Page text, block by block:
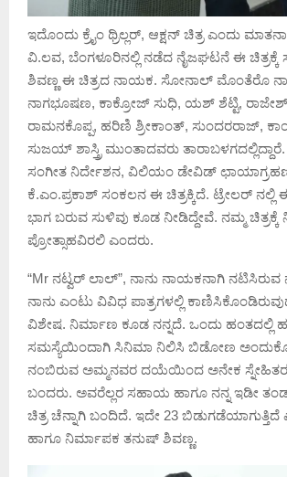
ಇದೊಂದು ಕ್ರೈಂ ಥ್ರಿಲ್ಲರ್, ಆಕ್ಷನ್ ಚಿತ್ರ ಎಂದು
ವಿ.ಲವ, ಬೆಂಗಳೂರಿನಲ್ಲಿ ನಡೆದ ನೈಜಘಟನೆ ಈ ಚಿತ್ರಕ್ಕೆ
ಶಿವಣ್ಣ ಈ ಚಿತ್ರದ ನಾಯಕ. ಸೋನಾಲ್ ಮೊಂತೆರೊ
ನಾಗಭೂಷಣ, ಕಾಕ್ರೋಜ್ ಸುಧಿ, ಯಶ್ ಶೆಟ್ಟಿ,
ರಾಮನಕೊಪ್ಪ, ಹರಿಣಿ ಶ್ರೀಕಾಂತ್, ಸುಂದರರಾಜ್,
ಸುಜಯ್ ಶಾಸ್ತ್ರಿ ಮುಂತಾದವರು
ಸಂಗೀತ ನಿರ್ದೇಶನ, ವಿಲಿಯಂ ಡೇವಿಡ್
ಕೆ‌.ಎಂ.ಪ್ರಕಾಶ್ ಸಂಕಲನ ಈ ಚಿತ್ರಕ್ಕಿದೆ. ಟ್ರೇಲರ್ ನಲ್ಲಿ
ಭಾಗ ಬರುವ ಸುಳಿವು ಕೂಡ ನೀಡಿದ್ದೇವೆ. ನಮ್ಮ ಚಿತ್ರಕ್ಕೆ
ಪ್ರೋತ್ಸಾಹವಿರಲಿ ಎಂದರು.
“Mr ನಟ್ವರ್ ಲಾಲ್”, ನಾನು ನಾಯಕನಾಗಿ ನಟಿಸಿರುವ
ನಾನು ಎಂಟು ವಿವಿಧ ಪಾತ್ರಗಳಲ್ಲಿ
ವಿಶೇಷ. ನಿರ್ಮಾಣ ಕೂಡ ನನ್ನದೆ. ಒಂದು ಹಂತದಲ್ಲಿ
ಸಮಸ್ಯೆಯಿಂದಾಗಿ ಸಿನಿಮಾ ನಿಲಿಸಿ ಬಿಡೋಣ
ನಂಬಿರುವ ಅಮ್ಮನವರ ದಯೆಯಿಂದ ಅನೇಕ
ಬಂದರು. ಅವರೆಲ್ಲರ ಸಹಾಯ ಹಾಗೂ ನನ್ನ ಇಡೀ
ಚಿತ್ರ ಚೆನ್ನಾಗಿ ಬಂದಿದೆ. ಇದೇ 23
ಹಾಗೂ ನಿರ್ಮಾಪಕ ತನುಷ್ ಶಿವಣ್ಣ.